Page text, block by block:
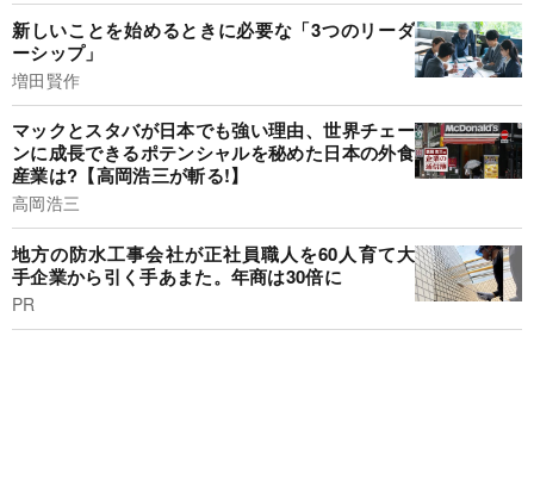
新しいことを始めるときに必要な「3つのリーダ
ーシップ」
増田賢作
マックとスタバが日本でも強い理由、世界チェー
ンに成長できるポテンシャルを秘めた日本の外食
産業は?【高岡浩三が斬る!】
高岡浩三
地方の防水工事会社が正社員職人を60人育て大
手企業から引く手あまた。年商は30倍に
PR